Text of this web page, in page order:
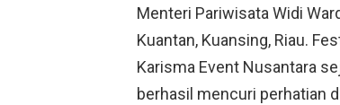
Menteri Pariwisata Widi
Kuantan, Kuansing, Riau.
Karisma Event Nusantara
berhasil mencuri perhatian